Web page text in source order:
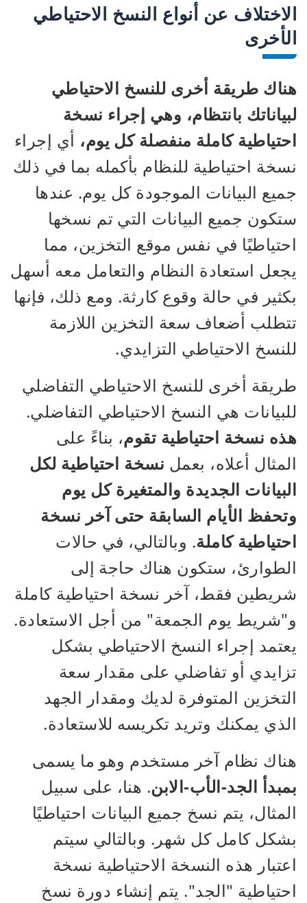
الاختلاف عن أنواع النسخ الاحتياطي
الأخرى
هناك طريقة أخرى للنسخ الاحتياطي
لبياناتك بانتظام، وهي إجراء نسخة
احتياطية كاملة منفصلة كل يوم، أي إجراء
نسخة احتياطية للنظام بأكمله بما في ذلك
جميع البيانات الموجودة كل يوم. عندها
ستكون جميع البيانات التي تم نسخها
احتياطيًا في نفس موقع التخزين، مما
يجعل استعادة النظام والتعامل معه أسهل
بكثير في حالة وقوع كارثة. ومع ذلك، فإنها
تتطلب أضعاف سعة التخزين اللازمة
للنسخ الاحتياطي التزايدي.
طريقة أخرى للنسخ الاحتياطي التفاضلي
للبيانات هي النسخ الاحتياطي التفاضلي.
هذه نسخة احتياطية تقوم، بناءً على
المثال أعلاه، بعمل نسخة احتياطية لكل
البيانات الجديدة والمتغيرة كل يوم
وتحفظ الأيام السابقة حتى آخر نسخة
احتياطية كاملة. وبالتالي، في حالات
الطوارئ، ستكون هناك حاجة إلى
شريطين فقط، آخر نسخة احتياطية كاملة
و"شريط يوم الجمعة" من أجل الاستعادة.
يعتمد إجراء النسخ الاحتياطي بشكل
تزايدي أو تفاضلي على مقدار سعة
التخزين المتوفرة لديك ومقدار الجهد
الذي يمكنك وتريد تكريسه للاستعادة.
هناك نظام آخر مستخدم وهو ما يسمى
بمبدأ الجد-الأب-الابن. هنا، على سبيل
المثال، يتم نسخ جميع البيانات احتياطيًا
بشكل كامل كل شهر. وبالتالي سيتم
اعتبار هذه النسخة الاحتياطية نسخة
احتياطية "الجد". يتم إنشاء دورة نسخ